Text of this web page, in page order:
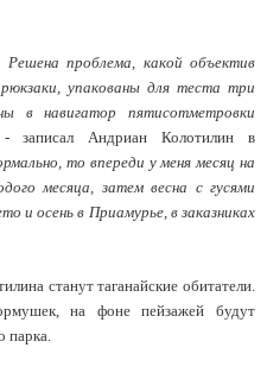
Решена проблема, какой объектив
упакованы для теста три
в навигатор пятисотметровки
записал Андриан Колотилин в
то впереди у меня месяц на
месяца, затем весна с гусями
и осень в Приамурье, в заказниках
станут таганайские обитатели.
на фоне пейзажей будут
парка.